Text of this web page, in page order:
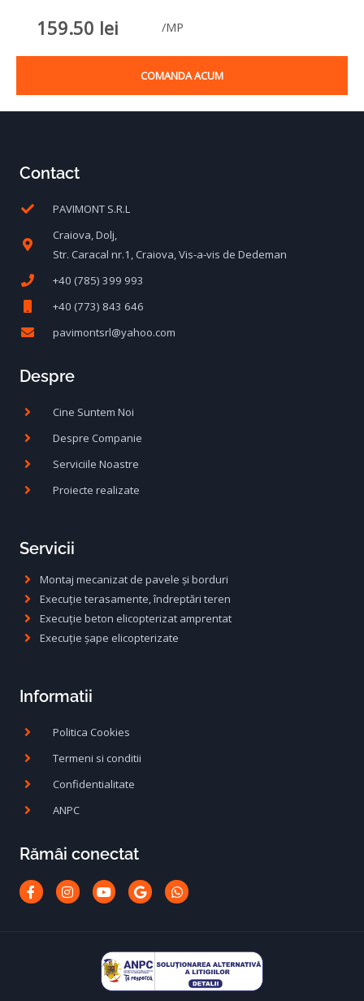
159.50 lei /MP
COMANDA ACUM
Contact
PAVIMONT S.R.L
Craiova, Dolj,
Str. Caracal nr.1, Craiova, Vis-a-vis de Dedeman
+40 (785) 399 993
+40 (773) 843 646
pavimontsrl@yahoo.com
Despre
Cine Suntem Noi
Despre Companie
Serviciile Noastre
Proiecte realizate
Servicii
Montaj mecanizat de pavele și borduri
Execuție terasamente, îndreptări teren
Execuție beton elicopterizat amprentat
Execuție șape elicopterizate
Informatii
Politica Cookies
Termeni si conditii
Confidentialitate
ANPC
Rămâi conectat
Facebook-
f
Instagram
YoutubeGoogleWhatsapp